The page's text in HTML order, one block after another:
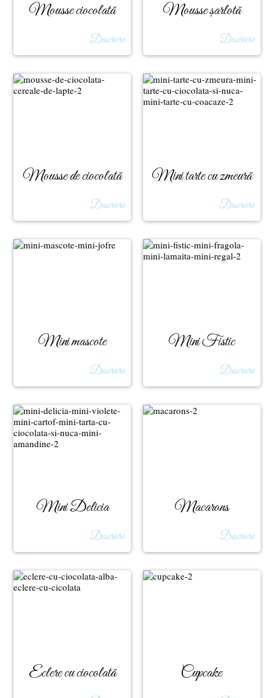
Mousse ciocolată
Descriere
Mousse șarlotă
ciocolatăDescriere
Mousse de ciocolată
Descriere
Mini tarte cu zmeură
Descriere
Mini mascote
Descriere
Mini Fistic
Descriere
Mini Delicia
Descriere
Macarons
Descriere
Eclere cu ciocolată Cupcake